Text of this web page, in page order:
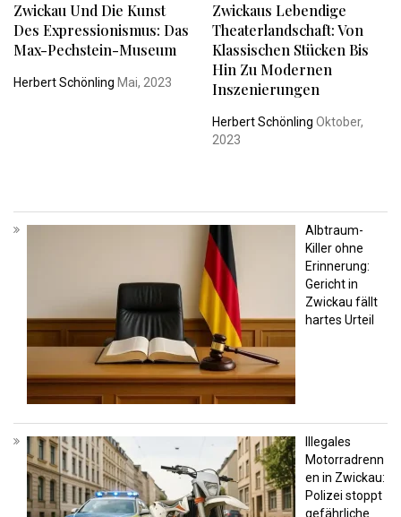
Zwickau Und Die Kunst
Des Expressionismus: Das
Max-Pechstein-Museum
Herbert Schönling Mai, 2023
Zwickaus Lebendige
Theaterlandschaft: Von
Klassischen Stücken Bis
Hin Zu Modernen
Inszenierungen
Herbert Schönling Oktober,
2023
Albtraum-
Killer ohne
Erinnerung:
Gericht in
Zwickau fällt
hartes Urteil
Illegales
Motorradrenn
en in Zwickau:
Polizei stoppt
gefährliche